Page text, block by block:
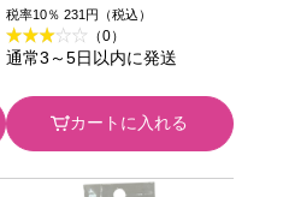
税率10％ 231円（税込）
（0）
通常3～5日以内に発送
カートに入れる